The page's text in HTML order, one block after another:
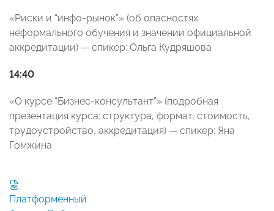
«Риски и “инфо-рынок”» (об опасностях
неформального обучения и значении официальной
аккредитации) — спикер: Ольга Кудряшова
14:40
«О курсе “Бизнес-консультант”» (подробная
презентация курса: структура, формат, стоимость,
трудоустройство, аккредитация) — спикер: Яна
Гомжина
Платформенный